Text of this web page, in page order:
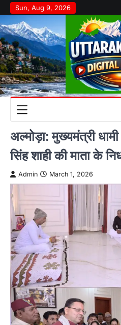
Skip
to
content
Sun, Aug 9, 2026
अल्मोड़ा: मुख्यमंत्री
सिंह शाही की माता के
Admin March 1, 2026